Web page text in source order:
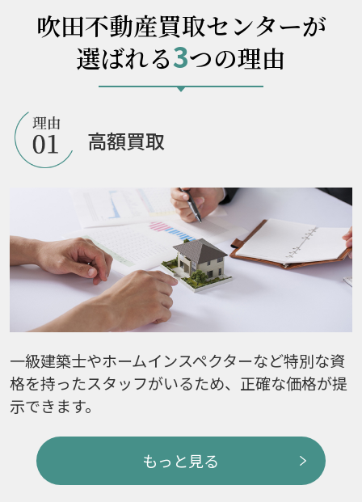
吹田不動産買取センターが
選ばれる3つの理由
高額買取
一級建築士やホームインスペクターなど特別な資
格を持ったスタッフがいるため、正確な価格が提
示できます。
もっと見る